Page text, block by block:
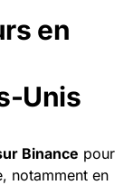
en
Unis
Binance pour
notamment en